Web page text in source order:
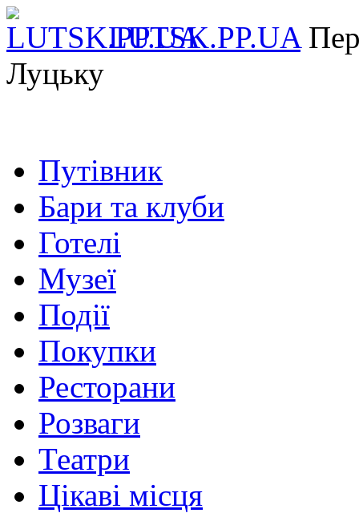
LUTSK.PP.UA
Луцьку
Путівник
Бари та клуби
Готелі
Музеї
Події
Покупки
Ресторани
Розваги
Театри
Цікаві місця